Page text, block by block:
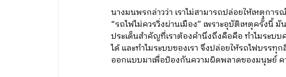
นางมนพรกล่าวว่า เราไม่สามารถปล่อยให้เหตุกา
“รถไฟไม่ควรวิ่งผ่านเมือง” เพราะอุบัติเหตุครั้ง
ประเด็นสําคัญที่เราต้องคํานึงถึงคือคือ ทําไมระบ
ได้ และทําไมระบบของเรา จึงปล่อยให้รถไฟบรร
ออกแบบมาเพื่อป้องกันความผิดพลาดของมนุษย์ ค